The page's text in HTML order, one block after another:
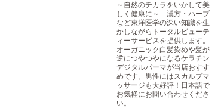
～自然のチカラをいかして美
しく健康に～ 漢方・ハーブ
など東洋医学の深い知識を生
かしながらトータルビューテ
ィーサービスを提供します。
オーガニック白髪染めや髪が
逆につやつやになるケラチン
デジタルパーマが当店おすす
めです。男性にはスカルプマ
ッサージも大好評！日本語で
お気軽にお問い合わせくださ
い。